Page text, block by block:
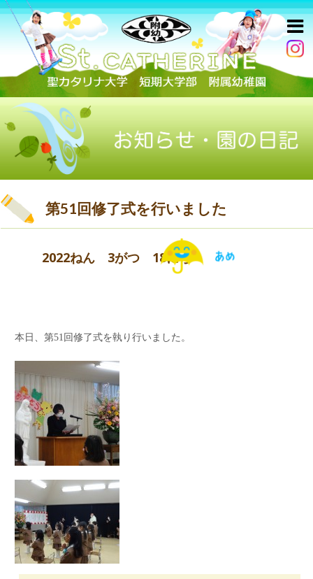
第51回修了式を行いました
2022ねん 3がつ 18にち
本日、第51回修了式を執り行いました。